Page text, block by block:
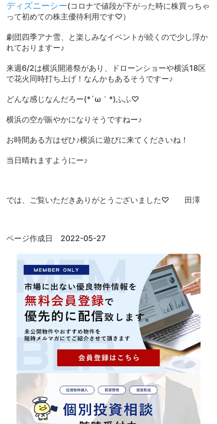
ディズニーシー(コロナで値段が下がった時に株買っちゃ
って初めての株主優待利用です♡）
劇団四季アナ雪、と楽しみなイベントが続くので少し浮か
れておりますー♪
来週6/2は横浜開港祭があり、ドローンショーや横浜18区
で花火同時打ち上げ！なんかもあるそうですー♪
どんな感じなんだろー(*´ω｀*)ふふ♡
横浜の空が賑やかになりそうですねー♪
お時間ある方はぜひ♪横浜に遊びに来てくださいね！
当日晴れますようにー♪
では、ご覧いただきありがとうございました♡ 田澤
ページ作成日 2022-05-27